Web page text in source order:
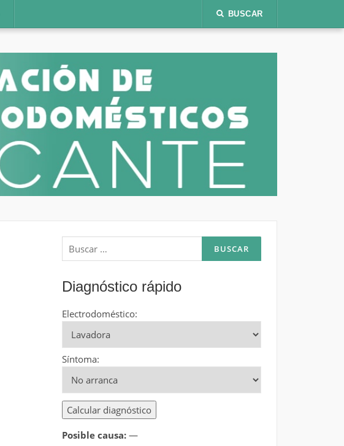
BUSCAR
Buscar:
Diagnóstico rápido
Electrodoméstico:
Síntoma:
Calcular diagnóstico
Posible causa:—